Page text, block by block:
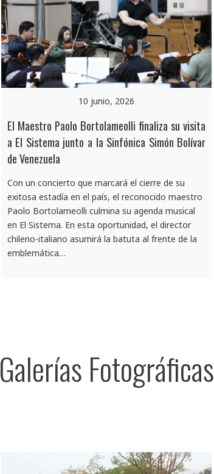
10 junio, 2026
El Maestro Paolo Bortolameolli finaliza su visita
a El Sistema junto a la Sinfónica Simón Bolívar
de Venezuela
Con un concierto que marcará el cierre de su
exitosa estadía en el país, el reconocido maestro
Paolo Bortolameolli culmina su agenda musical
en El Sistema. En esta oportunidad, el director
chileno-italiano asumirá la batuta al frente de la
emblemática…
Galerías Fotográficas
10 diciembre, 2024